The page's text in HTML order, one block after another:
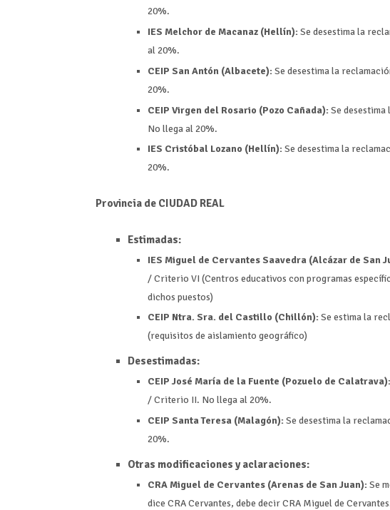
20%.
IES Melchor de Macanaz (Hellín): Se desestima la
al 20%.
CEIP San Antón (Albacete): Se desestima la
20%.
CEIP Virgen del Rosario (Pozo Cañada): Se
No llega al 20%.
IES Cristóbal Lozano (Hellín): Se desestima la
20%.
Provincia de CIUDAD REAL
Estimadas:
IES Miguel de Cervantes Saavedra (Alcázar de San
/ Criterio VI (Centros educativos con programas
dichos puestos)
CEIP Ntra. Sra. del Castillo (Chillón): Se estima la
(requisitos de aislamiento geográfico)
Desestimadas:
CEIP José María de la Fuente (Pozuelo de Calatrava):
/ Criterio II. No llega al 20%.
CEIP Santa Teresa (Malagón): Se desestima la
20%.
Otras modificaciones y aclaraciones:
CRA Miguel de Cervantes (Arenas de San Juan): Se
dice CRA Cervantes, debe decir CRA Miguel de